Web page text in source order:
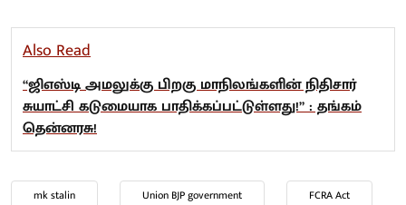
Also Read
“ஜிஎஸ்டி அமலுக்கு பிறகு மாநிலங்களின் நிதிசார்
சுயாட்சி கடுமையாக பாதிக்கப்பட்டுள்ளது!” : தங்கம்
தென்னரசு!
mk stalin Union BJP government FCRA Act